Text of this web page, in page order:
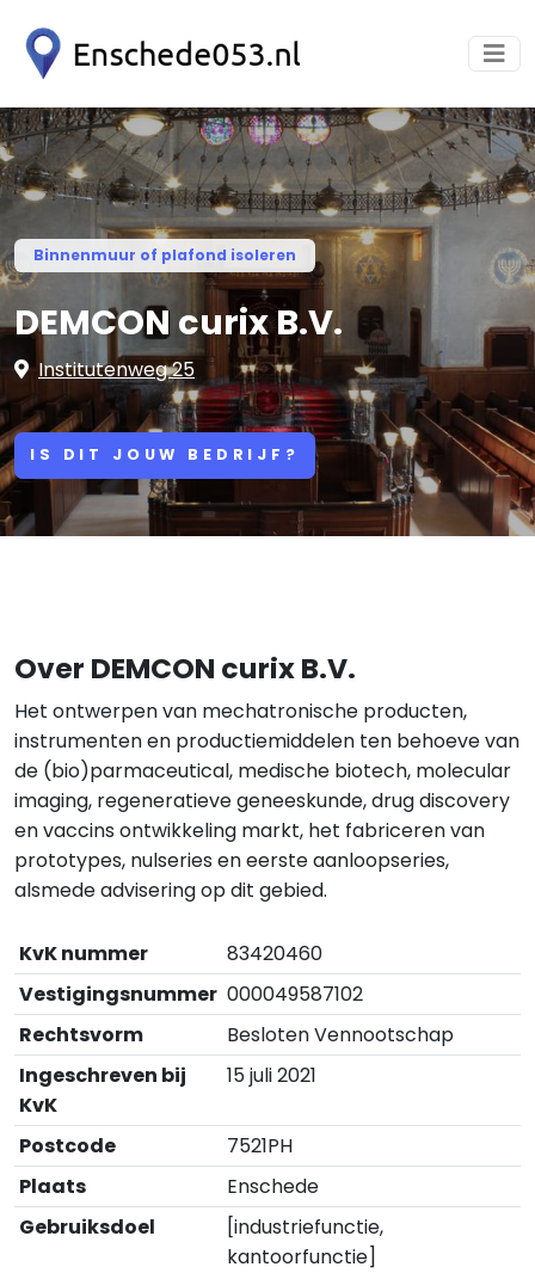
Binnenmuur of plafond isoleren
DEMCON curix B.V.
Institutenweg 25
IS DIT JOUW BEDRIJF?
Over DEMCON curix B.V.
Het ontwerpen van mechatronische producten,
instrumenten en productiemiddelen ten behoeve van
de (bio)parmaceutical, medische biotech, molecular
imaging, regeneratieve geneeskunde, drug discovery
en vaccins ontwikkeling markt, het fabriceren van
prototypes, nulseries en eerste aanloopseries,
alsmede advisering op dit gebied.
KvK nummer
83420460
Vestigingsnummer 000049587102
Rechtsvorm
Besloten Vennootschap
Ingeschreven bij
KvK
15 juli 2021
Postcode
7521PH
Plaats
Enschede
Gebruiksdoel
[industriefunctie,
kantoorfunctie]